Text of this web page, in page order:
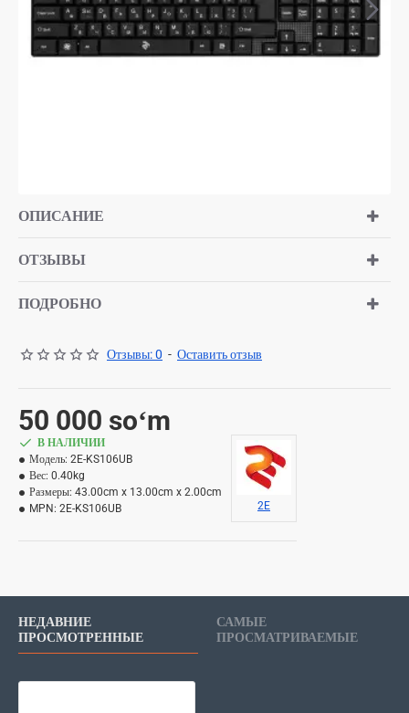
ОПИСАНИЕ
ОТЗЫВЫ
ПОДРОБНО
Отзывы: 0 - Оставить отзыв
50 000 soʻm
В НАЛИЧИИ
Модель: 2E-KS106UB
Вес: 0.40kg
Размеры: 43.00cm x 13.00cm x 2.00cm
MPN: 2E-KS106UB 2E
НЕДАВНИЕ
ПРОСМОТРЕННЫЕ
САМЫЕ
ПРОСМАТРИВАЕМЫЕ